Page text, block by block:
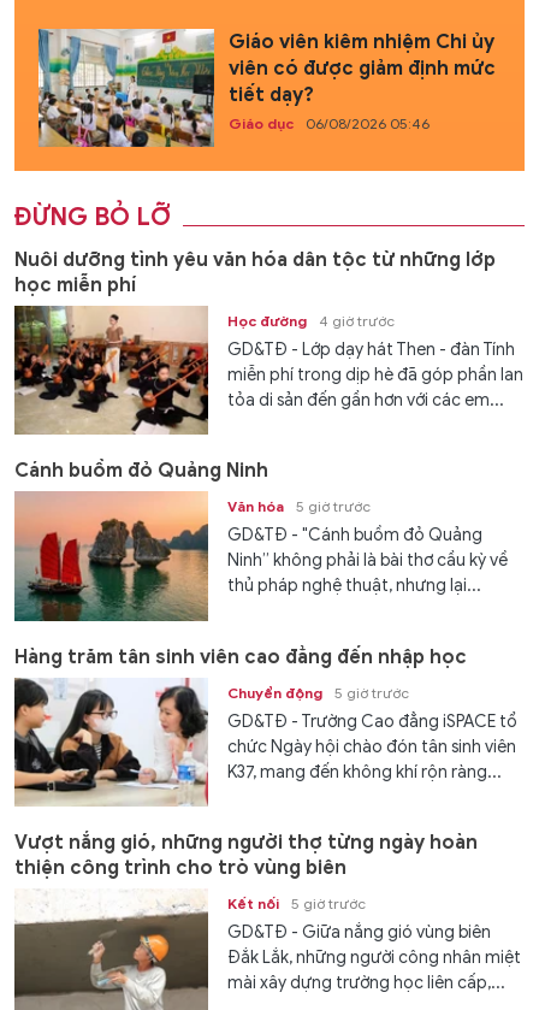
Giáo viên kiêm nhiệm Chi ủy
viên có được giảm định mức
tiết dạy?
Giáo dục 06/08/2026 05:46
ĐỪNG BỎ LỠ
Nuôi dưỡng tình yêu văn hóa dân tộc từ những lớp
học miễn phí
Học đường 4 giờ trước
GD&TĐ - Lớp dạy hát Then - đàn Tính
miễn phí trong dịp hè đã góp phần lan
tỏa di sản đến gần hơn với các em...
Cánh buồm đỏ Quảng Ninh
Văn hóa 5 giờ trước
GD&TĐ - "Cánh buồm đỏ Quảng
Ninh” không phải là bài thơ cầu kỳ về
thủ pháp nghệ thuật, nhưng lại...
Hàng trăm tân sinh viên cao đẳng đến nhập học
Chuyển động 5 giờ trước
GD&TĐ - Trường Cao đẳng iSPACE tổ
chức Ngày hội chào đón tân sinh viên
K37, mang đến không khí rộn ràng...
Vượt nắng gió, những người thợ từng ngày hoàn
thiện công trình cho trò vùng biên
Kết nối 5 giờ trước
GD&TĐ - Giữa nắng gió vùng biên
Đắk Lắk, những người công nhân miệt
mài xây dựng trường học liên cấp,...